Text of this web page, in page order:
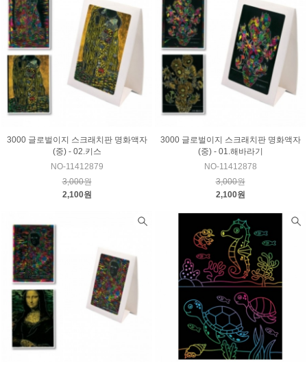
3000 글로벌이지 스크래치판 명화액자
(중) - 02.키스
NO-11412879
3,000원
2,100원
3000 글로벌이지 스크래치판 명화액자
(중) - 01.해바라기
NO-11412878
3,000원
2,100원